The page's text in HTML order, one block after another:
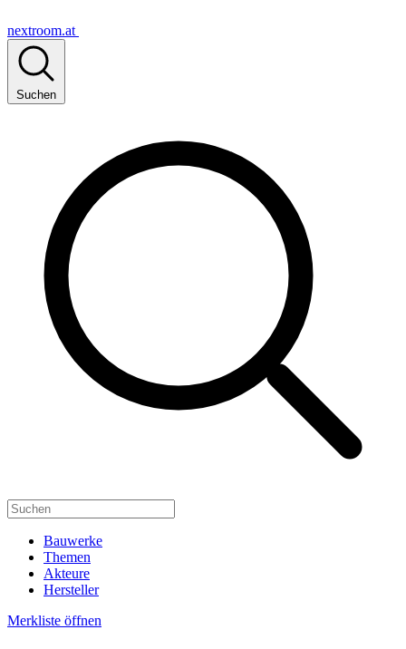
nextroom.at
Suchen
Bauwerke
Themen
Akteure
Hersteller
Merkliste öffnen